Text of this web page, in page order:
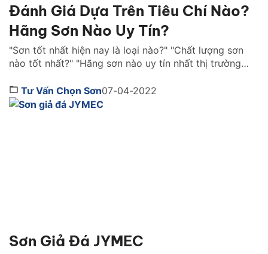
Đánh Giá Dựa Trên Tiêu Chí Nào?
Hãng Sơn Nào Uy Tín?
"Sơn tốt nhất hiện nay là loại nào?" "Chất lượng sơn
nào tốt nhất?" "Hãng sơn nào uy tín nhất thị trường
quan tâm. Cùng Sơn JYMEC tìm hiểu những lời
khuyên hữu ích qua bài viêt dưới đây nhé! Sơn tốt
Tư Vấn Chọn Sơn07-04-2022
Sơn Giả Đá JYMEC